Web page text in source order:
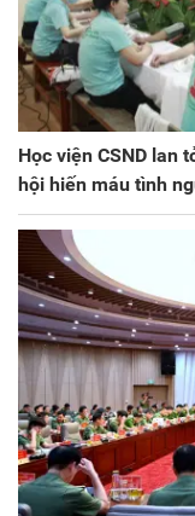
Học viện CSND lan
hội hiến máu tình